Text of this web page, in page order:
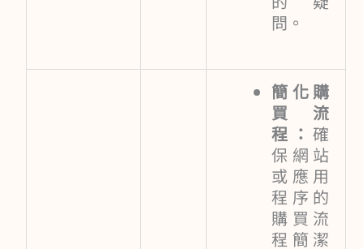
問。
簡化購
買流
程：確
保網站
或應用
程序的
購買流
程簡潔